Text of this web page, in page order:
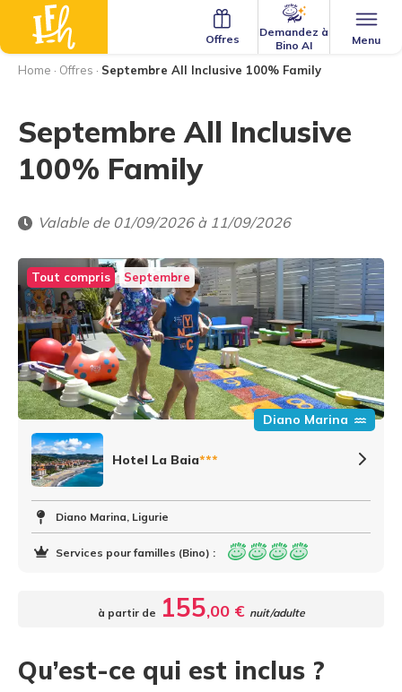
Menu
Demandez à
Bino AI
Offres
Home · Offres · Septembre All Inclusive 100% Family
Septembre All Inclusive
100% Family
Valable de 01/09/2026 à 11/09/2026
Tout compris Septembre
Diano Marina
Hotel La Baia***
Diano Marina, Ligurie
Services pour familles (Bino) :
Qu’est-ce qui est inclus ?
à partir de 155,00 € nuit/adulte